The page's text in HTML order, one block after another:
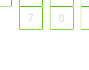
Baúles
7
8